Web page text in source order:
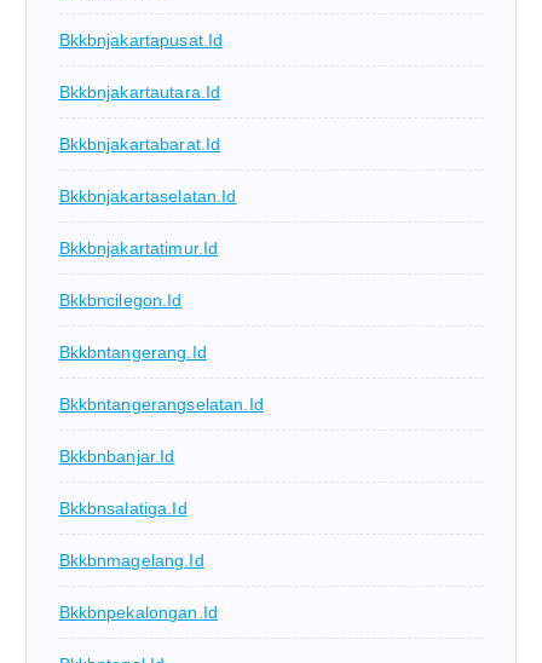
Bkkbnjakartapusat.id
Bkkbnjakartautara.id
Bkkbnjakartabarat.id
Bkkbnjakartaselatan.id
Bkkbnjakartatimur.id
Bkkbncilegon.id
Bkkbntangerang.id
Bkkbntangerangselatan.id
Bkkbnbanjar.id
Bkkbnsalatiga.id
Bkkbnmagelang.id
Bkkbnpekalongan.id